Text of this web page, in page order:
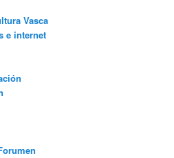
Vasca
e internet